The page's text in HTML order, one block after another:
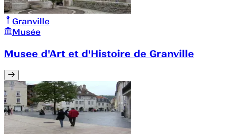
Granville
Musée
Musee d'Art et d'Histoire de Granville